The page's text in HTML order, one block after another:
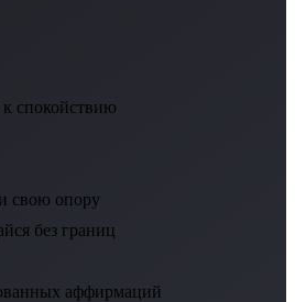
спокойствию
свою опору
без границ
аффирмаций